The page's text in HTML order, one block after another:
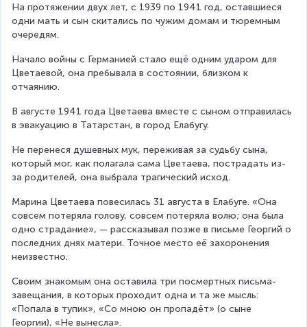
На протяжении двух лет, с 1939 по 1941 год, оставшиеся
одни мать и сын скитались по чужим домам и тюремным
очередям.
Начало войны с Германией стало ещё одним ударом для
Цветаевой, она пребывала в состоянии, близком к
отчаянию.
В августе 1941 года Цветаева вместе с сыном отправилась
в эвакуацию в Татарстан, в город Елабугу.
Не перенеся душевных мук, переживая за судьбу сына,
который мог, как полагала сама Цветаева, пострадать из-
за родителей, она выбрала трагический исход.
Марина Цветаева повесилась 31 августа в Елабуге. «Она
совсем потеряла голову, совсем потеряла волю; она была
одно страдание», — рассказывал позже в письме Георгий о
последних днях матери. Точное место её захоронения
неизвестно.
Своим знакомым она оставила три посмертных письма-
завещания, в которых проходит одна и та же мысль:
«Попала в тупик», «Со мною он пропадёт» (о сыне
Георгии), «Не вынесла».